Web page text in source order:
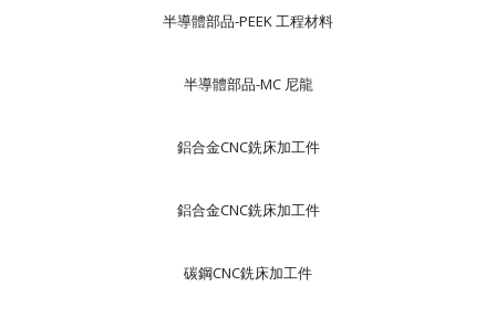
半導體部品-PEEK 工程材料
半導體部品-MC 尼龍
鋁合金CNC銑床加工件
鋁合金CNC銑床加工件
碳鋼CNC銑床加工件